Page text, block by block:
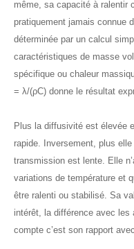
même, sa capacité à ralentir
pratiquement jamais connue
déterminée par un calcul
caractéristiques de masse
spécifique ou chaleur
= λ/(ρC) donne le résultat
Plus la diffusivité est élevée
rapide. Inversement, plus
transmission est lente. Elle
variations de température et
être ralenti ou stabilisé. Sa
intérêt, la différence avec les
compte c’est son rapport